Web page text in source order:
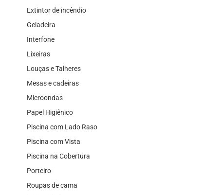
Extintor de incêndio
Geladeira
Interfone
Lixeiras
Louças e Talheres
Mesas e cadeiras
Microondas
Papel Higiênico
Piscina com Lado Raso
Piscina com Vista
Piscina na Cobertura
Porteiro
Roupas de cama